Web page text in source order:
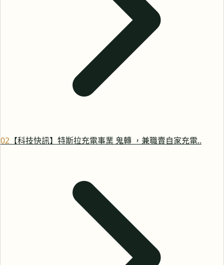
02 【科技快訊】特斯拉充電事業 鬼轉 ，兼職賣自家充電..